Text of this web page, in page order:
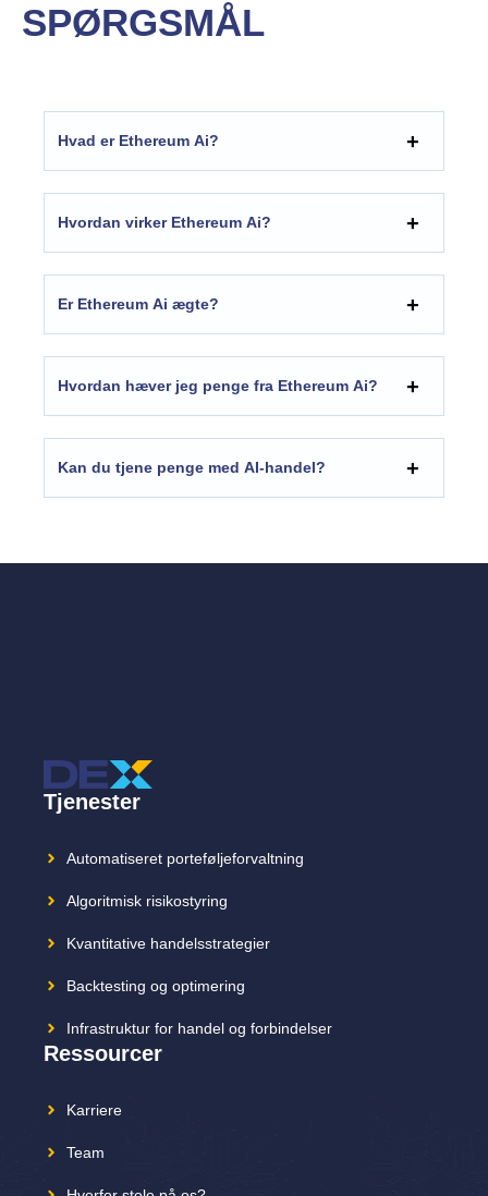
SPØRGSMÅL
Hvad er Ethereum Ai?
Hvordan virker Ethereum Ai?
Er Ethereum Ai ægte?
Hvordan hæver jeg penge fra Ethereum Ai?
Kan du tjene penge med AI-handel?
Tjenester
Automatiseret porteføljeforvaltning
Algoritmisk risikostyring
Kvantitative handelsstrategier
Backtesting og optimering
Infrastruktur for handel og forbindelser
Ressourcer
Karriere
Team